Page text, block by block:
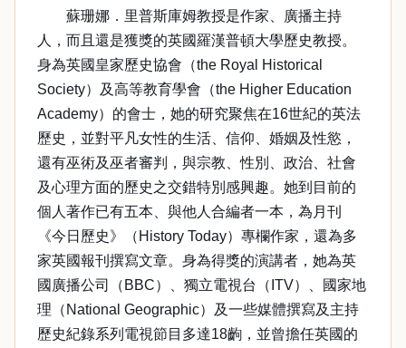
蘇珊娜．里普斯庫姆教授是作家、廣播主持
人，而且還是獲獎的英國羅漢普頓大學歷史教授。
身為英國皇家歷史協會（the Royal Historical
Society）及高等教育學會（the Higher Education
Academy）的會士，她的研究聚焦在16世紀的英法
歷史，並對平凡女性的生活、信仰、婚姻及性慾，
還有巫術及巫者審判，與宗教、性別、政治、社會
及心理方面的歷史之交錯特別感興趣。她到目前的
個人著作已有五本、與他人合編者一本，為月刊
《今日歷史》（History Today）專欄作家，還為多
家英國報刊撰寫文章。身為得獎的演講者，她為英
國廣播公司（BBC）、獨立電視台（ITV）、國家地
理（National Geographic）及一些媒體撰寫及主持
歷史紀錄系列電視節目多達18齣，並曾擔任英國的